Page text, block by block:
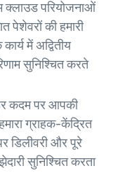
क्लाउड परियोजनाओं
पेशेवरों की हमारी
में अद्वितीय
सुनिश्चित करते
कदम पर आपकी
ग्राहक-केंद्रित
डिलीवरी और पूरे
सुनिश्चित करता